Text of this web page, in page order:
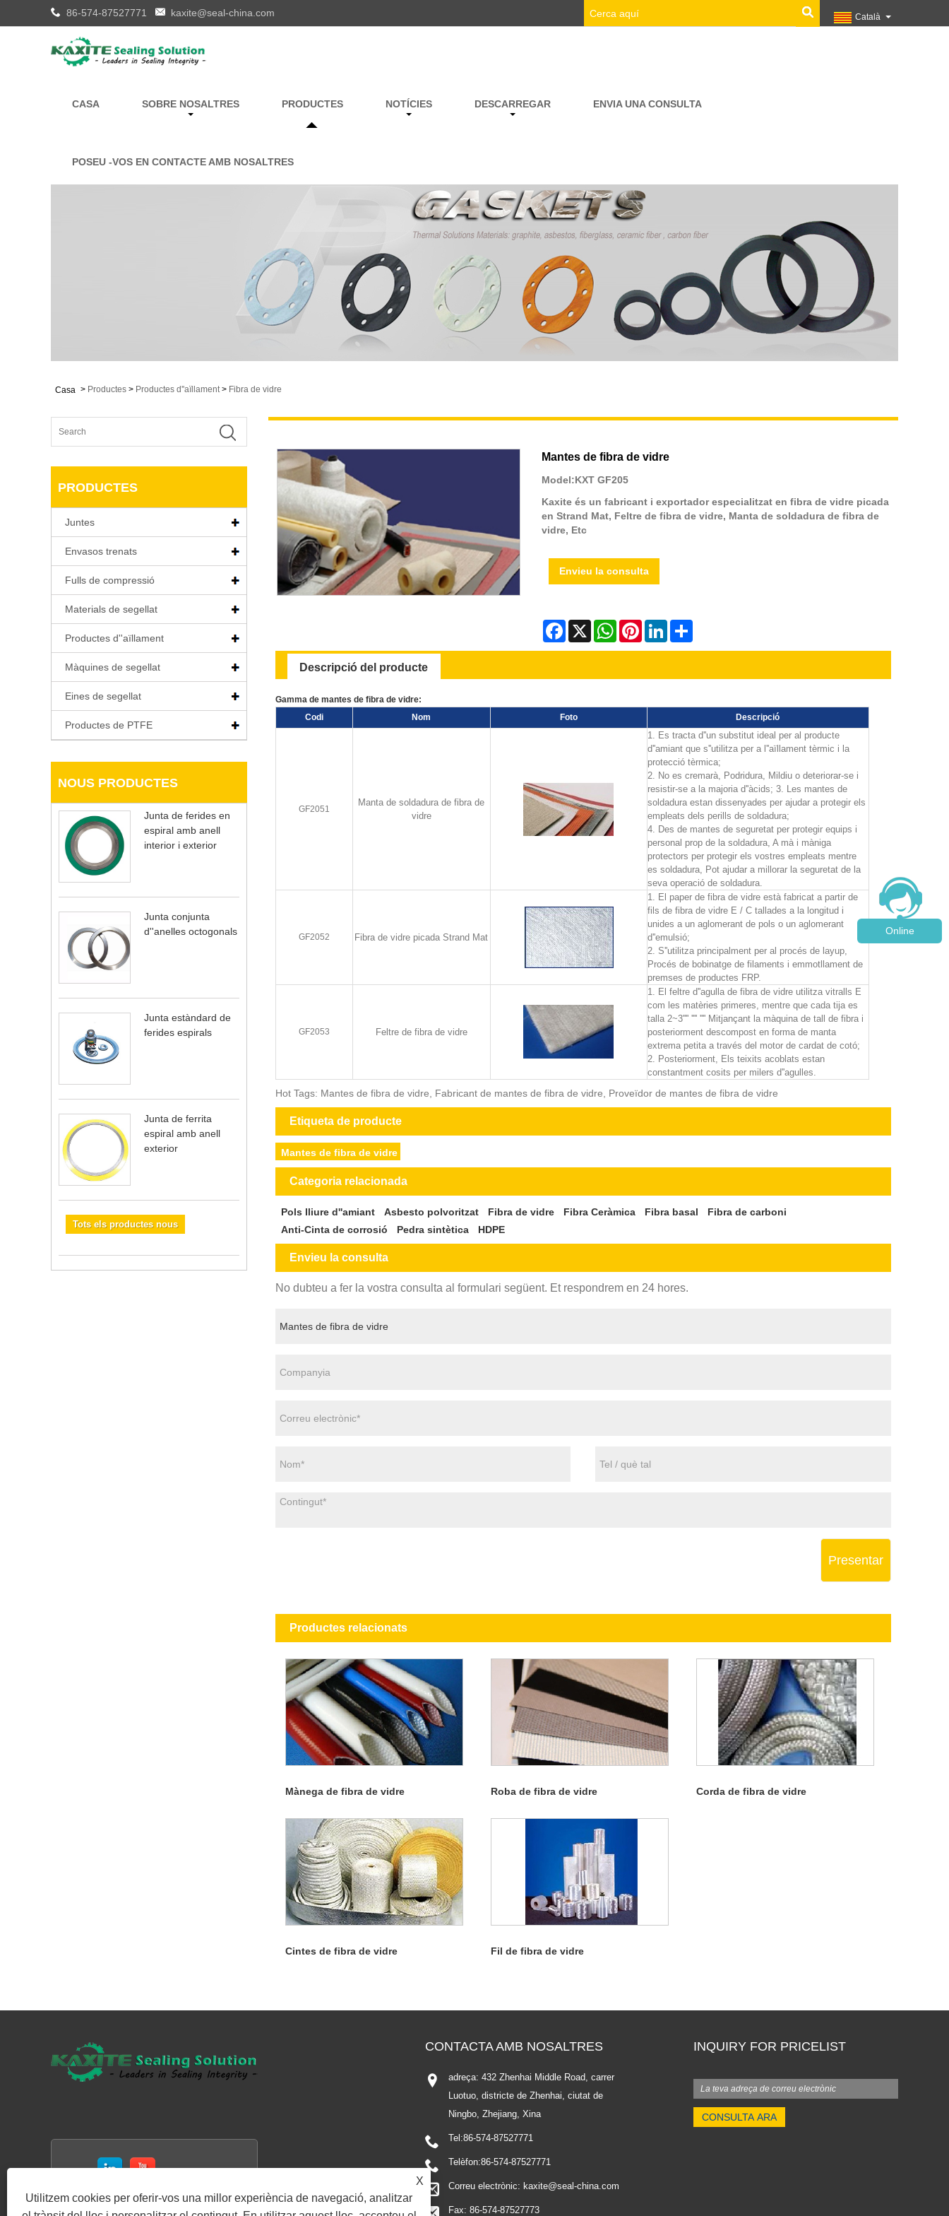
86-574-87527771 kaxite@seal-china.com Català
CASA SOBRE NOSALTRES PRODUCTES NOTÍCIES DESCARREGAR ENVIA UNA CONSULTA
POSEU -VOS EN CONTACTE AMB NOSALTRES
Casa > Productes > Productes d''aïllament > Fibra de vidre
PRODUCTES
Juntes
Envasos trenats
Fulls de compressió
Materials de segellat
Productes d''aïllament
Màquines de segellat
Eines de segellat
Productes de PTFE
NOUS PRODUCTES
Junta de ferides en
espiral amb anell
interior i exterior
Junta conjunta
d''anelles octogonals
Junta estàndard de
ferides espirals
Junta de ferrita
espiral amb anell
exterior
Tots els productes nous
Mantes de fibra de vidre
Model:KXT GF205
Kaxite és un fabricant i exportador especialitzat en fibra de vidre picada
en Strand Mat, Feltre de fibra de vidre, Manta de soldadura de fibra de
vidre, Etc
Envieu la consulta
Facebook
X WhatsAppPinterestLinkedInShare
Descripció del producte
Gamma de mantes de fibra de vidre:
Codi
Nom Foto Descripció
GF2051
Manta de soldadura de fibra de
vidre
1. Es tracta d''un substitut ideal per al producte
d''amiant que s''utilitza per a l''aïllament tèrmic i la
protecció tèrmica;
2. No es cremarà, Podridura, Mildiu o deteriorar-se i
resistir-se a la majoria d''àcids; 3. Les mantes de
soldadura estan dissenyades per ajudar a protegir els
empleats dels perills de soldadura;
4. Des de mantes de seguretat per protegir equips i
personal prop de la soldadura, A mà i màniga
protectors per protegir els vostres empleats mentre
es soldadura, Pot ajudar a millorar la seguretat de la
seva operació de soldadura.
GF2052 Fibra de vidre picada Strand Mat
1. El paper de fibra de vidre està fabricat a partir de
fils de fibra de vidre E / C tallades a la longitud i
unides a un aglomerant de pols o un aglomerant
d''emulsió;
2. S''utilitza principalment per al procés de layup,
Procés de bobinatge de filaments i emmotllament de
premses de productes FRP.
GF2053 Feltre de fibra de vidre
1. El feltre d''agulla de fibra de vidre utilitza vitralls E
com les matèries primeres, mentre que cada tija es
talla 2~3'''' '''' '''' Mitjançant la màquina de tall de fibra i
posteriorment descompost en forma de manta
extrema petita a través del motor de cardat de cotó;
2. Posteriorment, Els teixits acoblats estan
constantment cosits per milers d''agulles.
Hot Tags: Mantes de fibra de vidre, Fabricant de mantes de fibra de vidre, Proveïdor de mantes de fibra de vidre
Etiqueta de producte
Mantes de fibra de vidre
Categoria relacionada
Pols lliure d''amiant Asbesto polvoritzat Fibra de vidre Fibra Ceràmica Fibra basal
Fibra de carboni
Anti-Cinta de corrosió
Pedra sintètica HDPE
Envieu la consulta
No dubteu a fer la vostra consulta al formulari següent. Et respondrem en 24 hores.
Presentar
Productes relacionats
Mànega de fibra de vidre Roba de fibra de vidre Corda de fibra de vidre
Cintes de fibra de vidre Fil de fibra de vidre
INQUIRY FOR PRICELIST
CONTACTA AMB NOSALTRES
adreça: 432 Zhenhai Middle Road, carrer
Luotuo, districte de Zhenhai, ciutat de
Ningbo, Zhejiang, Xina
Tel:86-574-87527771
Telèfon:86-574-87527771
Correu electrònic: kaxite@seal-china.com
Fax: 86-574-87527773
Online
X
Utilitzem cookies per oferir-vos una millor experiència de navegació, analitzar